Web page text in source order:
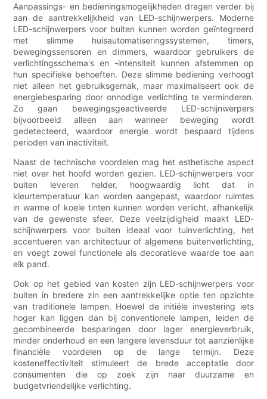
Aanpassings- en bedieningsmogelijkheden dragen verder bij
aan de aantrekkelijkheid van LED-schijnwerpers. Moderne
LED-schijnwerpers voor buiten kunnen worden geïntegreerd
met slimme huisautomatiseringssystemen, timers,
bewegingssensoren en dimmers, waardoor gebruikers de
verlichtingsschema's en -intensiteit kunnen afstemmen op
hun specifieke behoeften. Deze slimme bediening verhoogt
niet alleen het gebruiksgemak, maar maximaliseert ook de
energiebesparing door onnodige verlichting te verminderen.
Zo gaan bewegingsgeactiveerde LED-schijnwerpers
bijvoorbeeld alleen aan wanneer beweging wordt
gedetecteerd, waardoor energie wordt bespaard tijdens
perioden van inactiviteit.
Naast de technische voordelen mag het esthetische aspect
niet over het hoofd worden gezien. LED-schijnwerpers voor
buiten leveren helder, hoogwaardig licht dat in
kleurtemperatuur kan worden aangepast, waardoor ruimtes
in warme of koele tinten kunnen worden verlicht, afhankelijk
van de gewenste sfeer. Deze veelzijdigheid maakt LED-
schijnwerpers voor buiten ideaal voor tuinverlichting, het
accentueren van architectuur of algemene buitenverlichting,
en voegt zowel functionele als decoratieve waarde toe aan
elk pand.
Ook op het gebied van kosten zijn LED-schijnwerpers voor
buiten in bredere zin een aantrekkelijke optie ten opzichte
van traditionele lampen. Hoewel de initiële investering iets
hoger kan liggen dan bij conventionele lampen, leiden de
gecombineerde besparingen door lager energieverbruik,
minder onderhoud en een langere levensduur tot aanzienlijke
financiële voordelen op de lange termijn. Deze
kosteneffectiviteit stimuleert de brede acceptatie door
consumenten die op zoek zijn naar duurzame en
budgetvriendelijke verlichting.